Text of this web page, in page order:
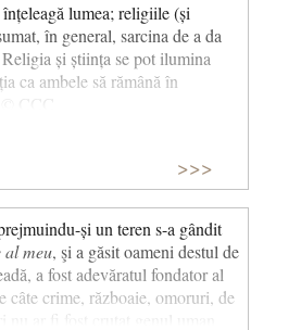
lumea; religiile (și
în general, sarcina de a da
și știința se pot ilumina
ca ambele să rămână în
>>>
și un teren s-a gândit
al meu, şi a găsit oameni destul de
a fost adevăratul fondator al
câte crime, războaie, omoruri, de